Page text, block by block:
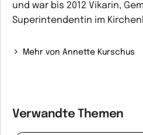
und war bis 2012 Vikarin,
Superintendentin im
Mehr von Annette Kurschus
Verwandte Themen